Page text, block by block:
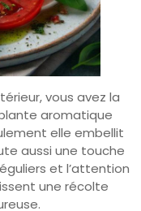
vous avez la
aromatique
elle embellit
aussi une touche
et l’attention
une récolte